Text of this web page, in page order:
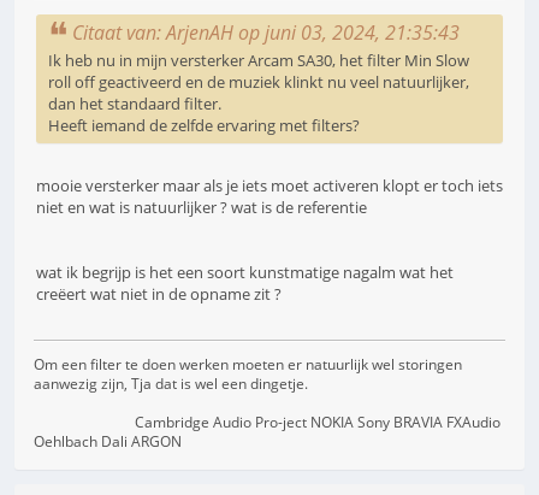
Citaat van: ArjenAH op juni 03, 2024, 21:35:43
Ik heb nu in mijn versterker Arcam SA30, het filter Min Slow
roll off geactiveerd en de muziek klinkt nu veel natuurlijker,
dan het standaard filter.
Heeft iemand de zelfde ervaring met filters?
mooie versterker maar als je iets moet activeren klopt er toch iets
niet en wat is natuurlijker ? wat is de referentie
wat ik begrijp is het een soort kunstmatige nagalm wat het
creëert wat niet in de opname zit ?
Om een filter te doen werken moeten er natuurlijk wel storingen
aanwezig zijn, Tja dat is wel een dingetje.
Cambridge Audio Pro-ject NOKIA Sony BRAVIA FXAudio
Oehlbach Dali ARGON